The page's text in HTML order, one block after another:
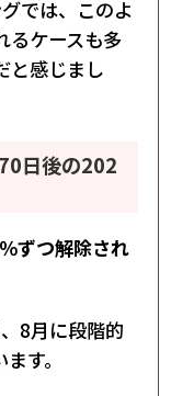
では、このよ
るケースも多
と感じまし
日後の202
ずつ解除され
8月に段階的
す。